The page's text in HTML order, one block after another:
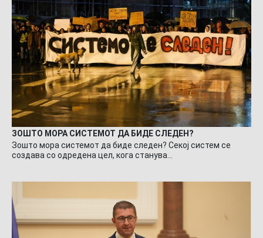
ЗОШТО МОРА СИСТЕМОТ ДА БИДЕ СЛЕДЕН?
Зошто мора системот да биде следен? Секој систем се
создава со одредена цел, кога станува…